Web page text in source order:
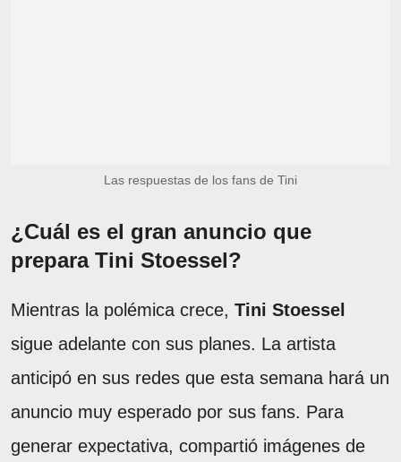
Las respuestas de los fans de Tini
¿Cuál es el gran anuncio que
prepara Tini Stoessel?
Mientras la polémica crece, Tini Stoessel
sigue adelante con sus planes. La artista
anticipó en sus redes que esta semana hará un
anuncio muy esperado por sus fans. Para
generar expectativa, compartió imágenes de